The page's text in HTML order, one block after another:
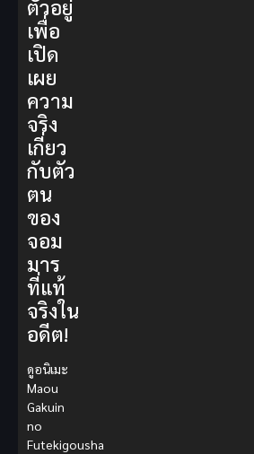
ตัวอยู่
เพื่อ
เปิด
เผย
ความ
จริง
เกี่ยว
กับตัว
ตน
ของ
จอม
มาร
ที่แท้
จริงใน
อดีต!
ดูอนิเมะ
Maou
Gakuin
no
Futekigousha